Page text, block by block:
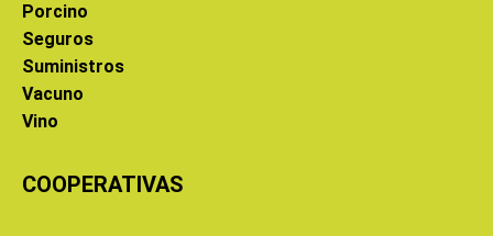
Porcino
Seguros
Suministros
Vacuno
Vino
COOPERATIVAS